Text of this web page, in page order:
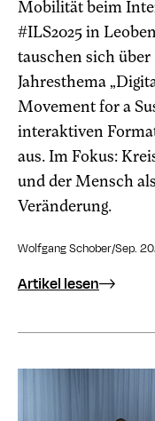
Mobilität beim
#ILS2025 in
tauschen sich über
Jahresthema
Movement for a
interaktiven
aus. Im Fokus:
und der Mensch
Veränderung.
Wolfgang Schober/Sep.
Artikel lesen